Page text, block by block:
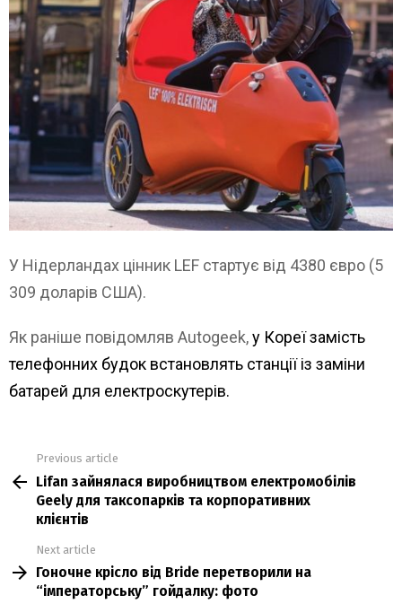
У Нідерландах цінник LEF стартує від 4380 євро (5
309 доларів США).
Як раніше повідомляв Autogeek,у Кореї замість
телефонних будок встановлять станції із заміни
батарей для електроскутерів.
more
Previous article
Lifan зайнялася виробництвом електромобілів
Geely для таксопарків та корпоративних
клієнтів
Next article
Гоночне крісло від Bride перетворили на
“імператорську” гойдалку: фото